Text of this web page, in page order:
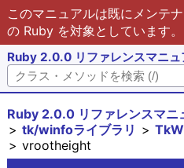
このマニュアルは既にメンテ
の Ruby を対象としています。
Ruby 2.0.0 リファレンスマニュ
Ruby 2.0.0 リファレンスマニ
tk/winfoライブラリ
vrootheight